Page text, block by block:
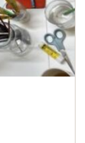
Kinder (6-